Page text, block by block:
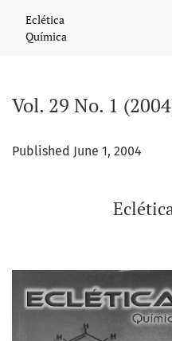
Eclética
Química
Vol. 29 No. 1
Published June 1, 2004